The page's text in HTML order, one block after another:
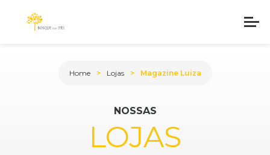
NOSSAS
LOJAS
Home Lojas Magazine Luiza